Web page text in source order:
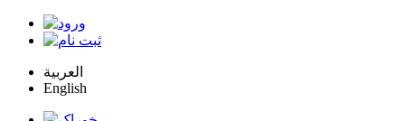
العربية
English